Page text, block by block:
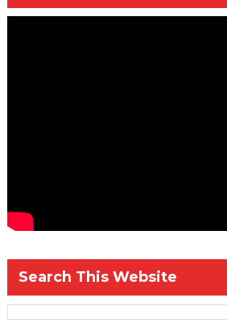
Search This Website